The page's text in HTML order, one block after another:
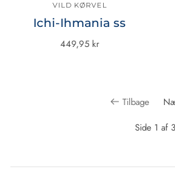
VILD KØRVEL
Ichi-Ihmania ss
449,95 kr
Tilbage
Side 1 af 3